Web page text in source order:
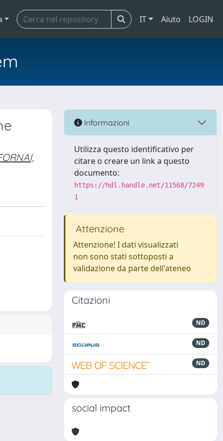
IT Aiuto LOGIN
Informazioni
Utilizza questo identificativo per
citare o creare un link a questo
documento:
https://hdl.handle.net/11568/7249
1
Attenzione
Attenzione! I dati visualizzati
non sono stati sottoposti a
validazione da parte dell'ateneo
Citazioni
ND
ND
ND
social impact